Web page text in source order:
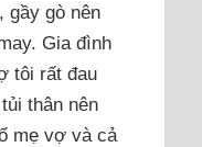
gầy gò nên
Gia đình
tôi rất đau
thân nên
mẹ vợ và cả